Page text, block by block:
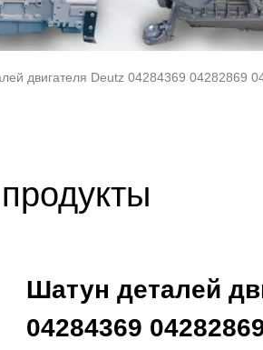
двигателя Deutz 04284369 04282869
Шатун деталей
04284369